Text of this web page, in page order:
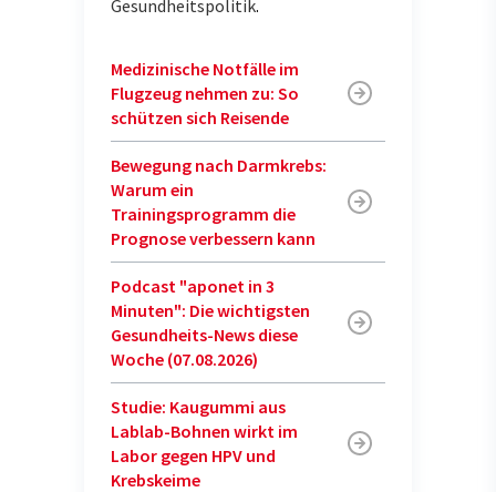
Gesundheitspolitik.
Medizinische Notfälle im
Flugzeug nehmen zu: So
schützen sich Reisende
Bewegung nach Darmkrebs:
Warum ein
Trainingsprogramm die
Prognose verbessern kann
Podcast "aponet in 3
Minuten": Die wichtigsten
Gesundheits-News diese
Woche (07.08.2026)
Studie: Kaugummi aus
Lablab-Bohnen wirkt im
Labor gegen HPV und
Krebskeime